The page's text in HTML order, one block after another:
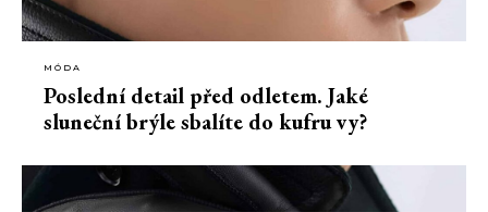
MÓDA
Poslední detail před odletem. Jaké
sluneční brýle sbalíte do kufru vy?